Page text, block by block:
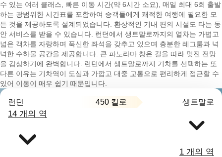
수 있는 여러 클래스, 빠른 이동 시간(약 6시간 소요), 매일 최대 6회 출발
하는 광범위한 시간표를 포함하여 승객들에게 쾌적한 여행에 필요한 모
든 것을 제공하도록 설계되었습니다. 환상적인 기내 편의 시설도 타는 동
안 서비스를 받을 수 있습니다. 런던에서 생트말로까지의 열차는 가볍고
넓은 객차를 자랑하며 푹신한 좌석을 갖추고 있으며 충분한 레그룸과 넉
넉한 수하물 공간을 제공합니다. 큰 파노라마 창은 길을 따라 멋진 전망
을 감상하기에 완벽합니다. 런던에서 생트말로까지 기차를 선택하는 또
다른 이유는 기차역이 도심과 가깝고 대중 교통으로 편리하게 접근할 수
있어 이동이 매우 쉽기 때문입니다.
런던 450 킬로 생트말로
14 개의 역
1 개의 역